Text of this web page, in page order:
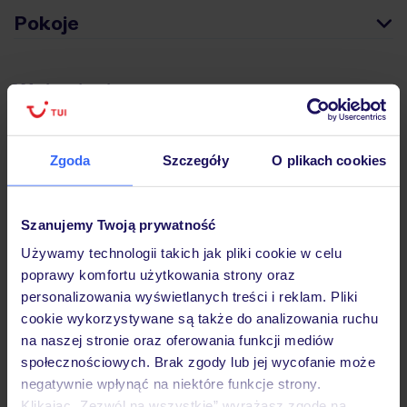
Zgoda Szczegóły O plikach cookies
Szanujemy Twoją prywatność
Używamy technologii takich jak pliki cookie w celu
poprawy komfortu użytkowania strony oraz
personalizowania wyświetlanych treści i reklam. Pliki
cookie wykorzystywane są także do analizowania ruchu
na naszej stronie oraz oferowania funkcji mediów
społecznościowych. Brak zgody lub jej wycofanie może
negatywnie wpłynąć na niektóre funkcje strony.
Pokoje
Wyżywienie
Atrakcje
Ważne informacje
Często zadawane pytania
Jak zmienić uczestników/osobę zgłaszającą?
Czy w Hotelu będzie przedstawiciel TUI?
Na jakiej podstawie i gdzie otrzymam karty
pokładowe/bilety lotnicze?